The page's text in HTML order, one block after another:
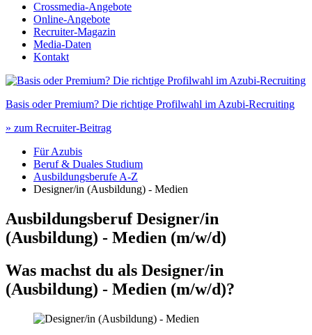
Crossmedia-Angebote
Online-Angebote
Recruiter-Magazin
Media-Daten
Kontakt
Basis oder Premium? Die richtige Profilwahl im Azubi-Recruiting
» zum Recruiter-Beitrag
Für Azubis
Beruf & Duales Studium
Ausbildungsberufe A-Z
Designer/in (Ausbildung) - Medien
Ausbildungsberuf Designer/in
(Ausbildung) - Medien (m/w/d)
Was machst du als Designer/in
(Ausbildung) - Medien (m/w/d)?